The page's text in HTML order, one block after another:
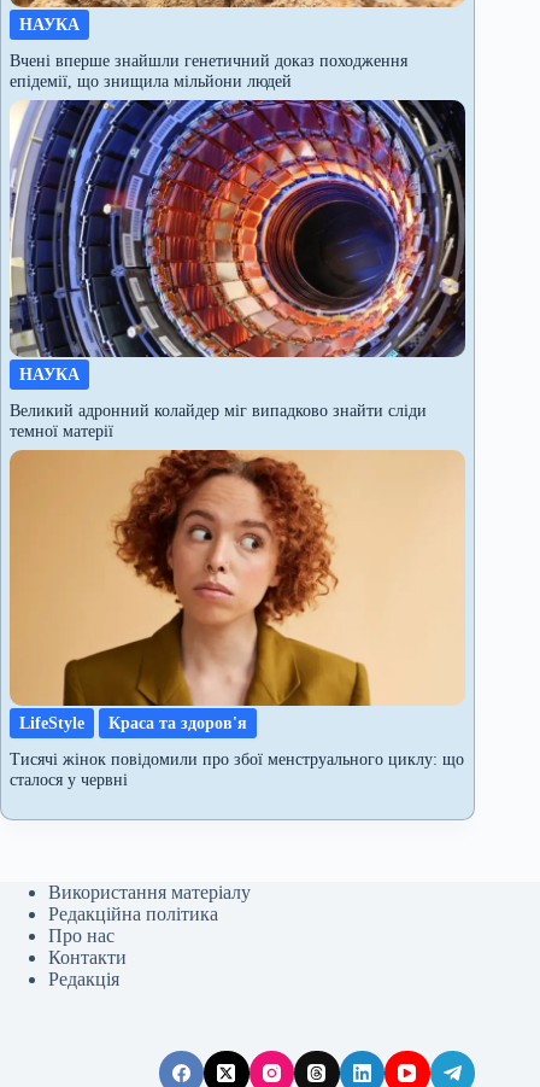
НАУКА
Вчені вперше знайшли генетичний доказ походження
епідемії, що знищила мільйони людей
НАУКА
Великий адронний колайдер міг випадково знайти сліди
темної матерії
LifeStyle
Краса та здоров'я
Тисячі жінок повідомили про збої менструального циклу: що
сталося у червні
Використання матеріалу
Редакційна політика
Про нас
Контакти
Редакція